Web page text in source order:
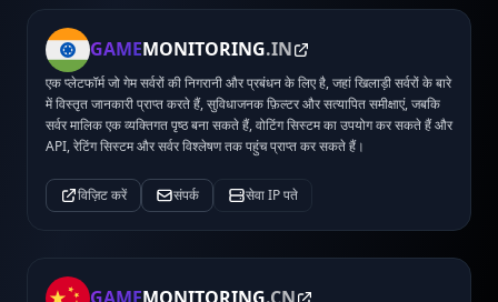
GAMEMONITORING.IN
एक प्लेटफॉर्म जो गेम सर्वरों की निगरानी और प्रबंधन के लिए है, जहां खिलाड़ी सर्वरों के बारे
में विस्तृत जानकारी प्राप्त करते हैं, सुविधाजनक फ़िल्टर और सत्यापित समीक्षाएं, जबकि
सर्वर मालिक एक व्यक्तिगत पृष्ठ बना सकते हैं, वोटिंग सिस्टम का उपयोग कर सकते हैं और
API, रेटिंग सिस्टम और सर्वर विश्लेषण तक पहुंच प्राप्त कर सकते हैं।
विज़िट करें संपर्क सेवा IP पते